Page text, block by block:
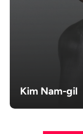
Kim Nam-gil